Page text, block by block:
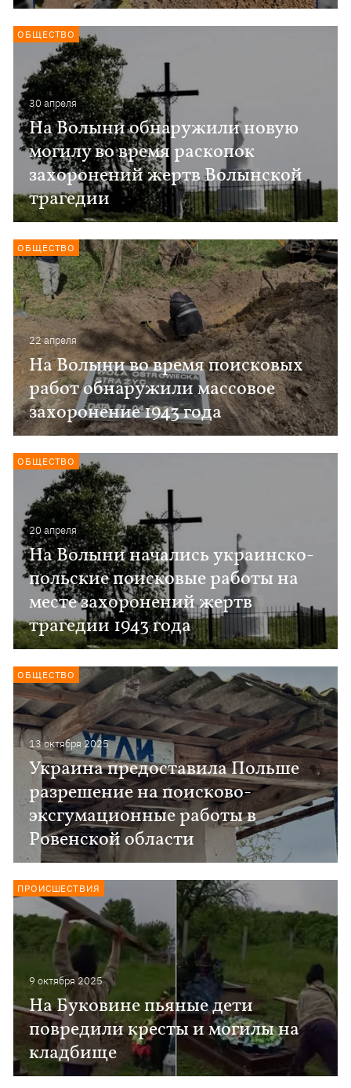
30 апреля
На Волыни обнаружили новую
могилу во время раскопок
захоронений жертв Волынской
трагедии
ОБЩЕСТВО
22 апреля
На Волыни во время поисковых
работ обнаружили массовое
захоронение 1943 года
ОБЩЕСТВО
20 апреля
На Волыни начались украинско-
польские поисковые работы на
месте захоронений жертв
трагедии 1943 года
ОБЩЕСТВО
13 октября 2025
Украина предоставила Польше
разрешение на поисково-
эксгумационные работы в
Ровенской области
ОБЩЕСТВО
9 октября 2025
На Буковине пьяные дети
повредили кресты и могилы на
кладбище
ПРОИСШЕСТВИЯ